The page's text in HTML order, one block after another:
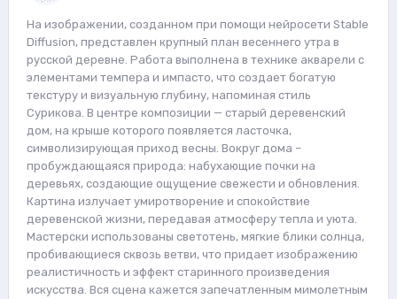
На изображении, созданном при помощи нейросети Stable
Diffusion, представлен крупный план весеннего утра в
русской деревне. Работа выполнена в технике акварели с
элементами темпера и импасто, что создает богатую
текстуру и визуальную глубину, напоминая стиль
Сурикова. В центре композиции — старый деревенский
дом, на крыше которого появляется ласточка,
символизирующая приход весны. Вокруг дома –
пробуждающаяся природа: набухающие почки на
деревьях, создающие ощущение свежести и обновления.
Картина излучает умиротворение и спокойствие
деревенской жизни, передавая атмосферу тепла и уюта.
Мастерски использованы светотень, мягкие блики солнца,
пробивающиеся сквозь ветви, что придает изображению
реалистичность и эффект старинного произведения
искусства. Вся сцена кажется запечатленным мимолетным